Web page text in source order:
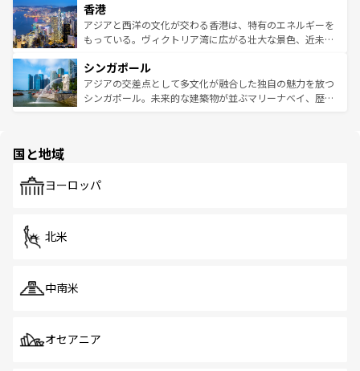
とつ。フォーやバインミー、ベトナムコーヒーなどは、ぜ
ひ現地で味わいたい。どの地域を訪れてもあたたかい人々
が旅行者を迎えてくれるので、きっと忘れられない旅にな
参照してほしい。
の活気が交差している。北部ではチェンマイなどの山岳地
帯で自然と触れ合い、南部ではプーケットやクラビの美し
いビーチでリゾート気分を楽しむことができる。タイ料理
激する。気候は一年中温暖で、どの季節にも異なる楽しみ
が待っている。親しみやすいタイの人々、仏教を中心とし
た文化、そして多様な観光資源が、訪れる旅人を魅了し続
香港
アジアと西洋の文化が交わる香港は、特有のエネルギーを
もっている。ヴィクトリア湾に広がる壮大な景色、近未来
み、どこを訪れても感動するはず。観光スポットが密集し
ており、効率よく見どころを回れるのも魅力。息をのむよ
うな絶景から文化的な体験まで、香港を存分に楽しみ尽く
シンガポール
アジアの交差点として多文化が融合した独自の魅力を放つ
シンガポール。未来的な建築物が並ぶマリーナベイ、歴史
で、ホーカーズは地元の風情を楽しめる外せないスポット
国と地域
ヨーロッパ
北米
中南米
オセアニア